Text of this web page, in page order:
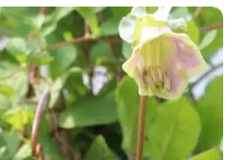
Sonst stellt die